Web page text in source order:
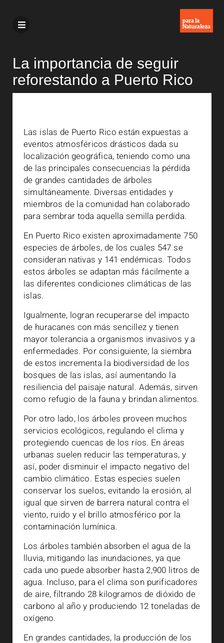
La importancia de seguir
reforestando a Puerto Rico
Las islas de Puerto Rico están expuestas a
eventos atmosféricos drásticos dada su
localización geográfica, teniendo como una
de las principales consecuencias la pérdida
de grandes cantidades de árboles
simultáneamente. Diversas entidades y
miembros de la comunidad han colaborado
para sembrar toda aquella semilla perdida.
En Puerto Rico existen aproximadamente 750
especies de árboles, de los cuales 547 se
consideran nativas y 141 endémicas. Todos
estos árboles se adaptan más fácilmente a
las diferentes condiciones climáticas de las
islas.
Igualmente, logran recuperarse del impacto
de huracanes con más sencillez y tienen
mayor tolerancia a organismos invasivos y a
enfermedades. Por consiguiente, la siembra
de estos incrementa la biodiversidad de los
bosques de las islas, así aumentando la
resiliencia del paisaje natural. Además, sirven
como refugio de la fauna y brindan alimentos.
Por otro lado, los árboles proveen muchos
servicios ecológicos, regulando el clima y
protegiendo cuencas de los ríos. En áreas
urbanas suelen reducir las temperaturas, y
así, poder disminuir el impacto negativo del
cambio climático. Estas especies suelen
conservar los suelos, evitando la erosión, al
igual que sirven de barrera natural contra el
viento, ruido y el brillo atmosférico por la
contaminación lumínica.
Los árboles también absorben el agua de la
lluvia, mitigando las inundaciones, ya que
cada uno puede absorber hasta 2,900 litros de
agua. Incluso, para el clima son purificadores
de aire, filtrando 28 kilogramos de dióxido de
carbono al año y produciendo 12 toneladas de
oxígeno.
En grandes cantidades, la producción de los